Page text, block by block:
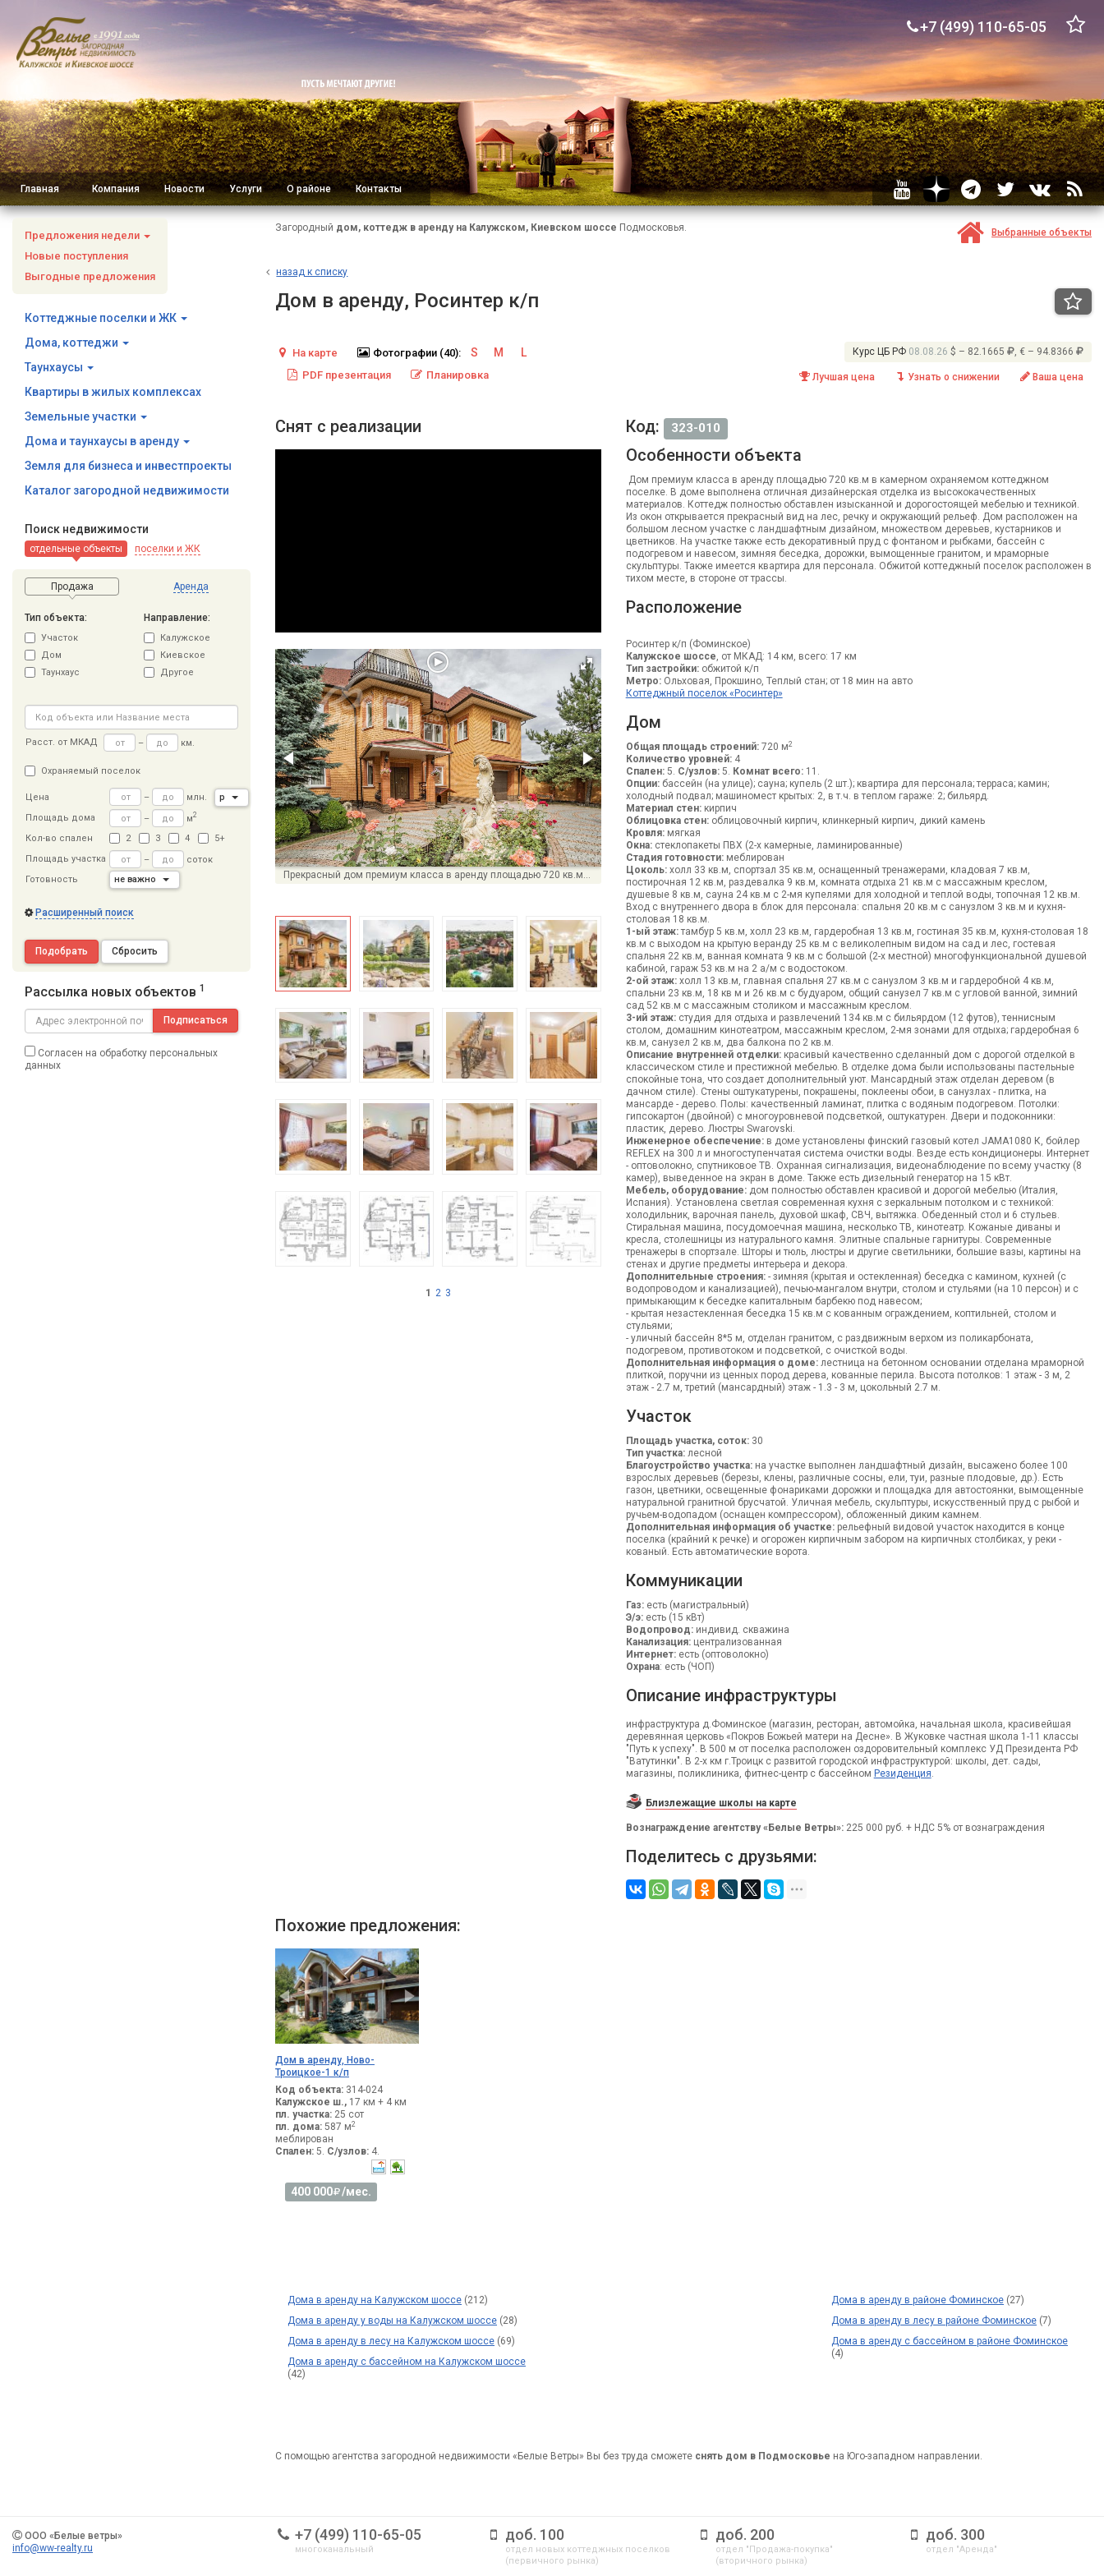
+7 (499) 110-65-05
Главная Компания Новости Услуги О районе Контакты
Предложения недели
Новые поступления
Выгодные предложения
Коттеджные поселки и ЖК
Дома, коттеджи
Таунхаусы
Квартиры в жилых комплексах
Земельные участки
Дома и таунхаусы в аренду
Земля для бизнеса и инвестпроекты
Каталог загородной недвижимости
Поиск недвижимости
отдельные объекты поселки и ЖК
Продажа Аренда
Тип объекта:
Участок
Дом
Таунхаус
Направление:
Калужское
Киевское
Другое
Расст. от МКАД – км.
Охраняемый поселок
Цена – млн.
р
Площадь дома
– м2
Кол-во спален 2 3 4
5+
Площадь участка
–
соток
Готовность
не важно
Расширенный поиск
Подобрать Сбросить
Рассылка новых объектов 1
Подписаться
Согласен на обработку персональных
данных
Загородный дом, коттедж в аренду на Калужском, Киевском шоссе Подмосковья. Выбранные объекты
назад к списку
Дом в аренду, Росинтер к/п
Курс ЦБ РФ 08.08.26 $ – 82.1665 , € – 94.8366
Лучшая цена Узнать о снижении Ваша цена
На карте Фотографии (40): S M L
PDF презентация Планировка
Снят с реализации
Прекрасный дом премиум класса в аренду площадью 720 кв.м в обжитом коттеджном поселке Росинтер
1 2 3
Код: 323-010
Особенности объекта
Дом премиум класса в аренду площадью 720 кв.м в камерном охраняемом коттеджном
поселке. В доме выполнена отличная дизайнерская отделка из высококачественных
материалов. Коттедж полностью обставлен изысканной и дорогостоящей мебелью и техникой.
Из окон открывается прекрасный вид на лес, речку и окружающий рельеф. Дом расположен на
большом лесном участке с ландшафтным дизайном, множеством деревьев, кустарников и
цветников. На участке также есть декоративный пруд с фонтаном и рыбками, бассейн с
подогревом и навесом, зимняя беседка, дорожки, вымощенные гранитом, и мраморные
скульптуры. Также имеется квартира для персонала. Обжитой коттеджный поселок расположен в
тихом месте, в стороне от трассы.
Расположение
Росинтер к/п (Фоминское)
Калужское шоссе, от МКАД: 14 км, всего: 17 км
Тип застройки:обжитой к/п
Метро:Ольховая, Прокшино, Теплый стан; от 18 мин на авто
Коттеджный поселок «Росинтер»
Дом
Общая площадь строений:720 м2
Количество уровней:4
Спален:5. С/узлов:5. Комнат всего:11.
Опции:бассейн (на улице); сауна; купель (2 шт.); квартира для персонала; терраса; камин;
холодный подвал; машиномест крытых: 2, в т.ч. в теплом гараже: 2; бильярд.
Материал стен:кирпич
Облицовка стен:облицовочный кирпич, клинкерный кирпич, дикий камень
Кровля:мягкая
Окна:стеклопакеты ПВХ (2-х камерные, ламинированные)
Стадия готовности:меблирован
Цоколь:холл 33 кв.м, спортзал 35 кв.м, оснащенный тренажерами, кладовая 7 кв.м,
постирочная 12 кв.м, раздевалка 9 кв.м, комната отдыха 21 кв.м с массажным креслом,
душевые 8 кв.м, сауна 24 кв.м c 2-мя купелями для холодной и теплой воды, топочная 12 кв.м.
Вход с внутреннего двора в блок для персонала: спальня 20 кв.м с санузлом 3 кв.м и кухня-
столовая 18 кв.м.
1-ый этаж:тамбур 5 кв.м, холл 23 кв.м, гардеробная 13 кв.м, гостиная 35 кв.м, кухня-столовая 18
кв.м с выходом на крытую веранду 25 кв.м с великолепным видом на сад и лес, гостевая
спальня 22 кв.м, ванная комната 9 кв.м с большой (2-х местной) многофункциональной душевой
кабиной, гараж 53 кв.м на 2 а/м с водостоком.
2-ой этаж:холл 13 кв.м, главная спальня 27 кв.м с санузлом 3 кв.м и гардеробной 4 кв.м,
спальни 23 кв.м, 18 кв м и 26 кв.м с будуаром, общий санузел 7 кв.м с угловой ванной, зимний
сад 52 кв.м с массажным столиком и массажным креслом.
3-ий этаж:студия для отдыха и развлечений 134 кв.м с бильярдом (12 футов), теннисным
столом, домашним кинотеатром, массажным креслом, 2-мя зонами для отдыха; гардеробная 6
кв.м, санузел 2 кв.м, два балкона по 2 кв.м.
Описание внутренней отделки:красивый качественно сделанный дом с дорогой отделкой в
классическом стиле и престижной мебелью. В отделке дома были использованы пастельные
спокойные тона, что создает дополнительный уют. Мансардный этаж отделан деревом (в
дачном стиле). Стены оштукатурены, покрашены, поклеены обои, в санузлах - плитка, на
мансарде - дерево. Полы: качественный ламинат, плитка с водяным подогревом. Потолки:
гипсокартон (двойной) с многоуровневой подсветкой, оштукатурен. Двери и подоконники:
пластик, дерево. Люстры Swarovski.
Инженерное обеспечение:в доме установлены финский газовый котел JAMA1080 К, бойлер
REFLEX на 300 л и многоступенчатая система очистки воды. Везде есть кондиционеры. Интернет
- оптоволокно, спутниковое ТВ. Охранная сигнализация, видеонаблюдение по всему участку (8
камер), выведенное на экран в доме. Также есть дизельный генератор на 15 кВт.
Мебель, оборудование:дом полностью обставлен красивой и дорогой мебелью (Италия,
Испания). Установлена светлая современная кухня с зеркальным потолком и с техникой:
холодильник, варочная панель, духовой шкаф, СВЧ, вытяжка. Обеденный стол и 6 стульев.
Стиральная машина, посудомоечная машина, несколько ТВ, кинотеатр. Кожаные диваны и
кресла, столешницы из натурального камня. Элитные спальные гарнитуры. Современные
тренажеры в спортзале. Шторы и тюль, люстры и другие светильники, большие вазы, картины на
стенах и другие предметы интерьера и декора.
Дополнительные строения:- зимняя (крытая и остекленная) беседка с камином, кухней (с
водопроводом и канализацией), печью-мангалом внутри, столом и стульями (на 10 персон) и с
примыкающим к беседке капитальным барбекю под навесом;
- крытая незастекленная беседка 15 кв.м с кованным ограждением, коптильней, столом и
стульями;
- уличный бассейн 8*5 м, отделан гранитом, с раздвижным верхом из поликарбоната,
подогревом, противотоком и подсветкой, с очисткой воды.
Дополнительная информация о доме:лестница на бетонном основании отделана мраморной
плиткой, поручни из ценных пород дерева, кованные перила. Высота потолков: 1 этаж - 3 м, 2
этаж - 2.7 м, третий (мансардный) этаж - 1.3 - 3 м, цокольный 2.7 м.
Участок
Площадь участка, соток:30
Тип участка:лесной
Благоустройство участка:на участке выполнен ландшафтный дизайн, высажено более 100
взрослых деревьев (березы, клены, различные сосны, ели, туи, разные плодовые, др.). Есть
газон, цветники, освещенные фонариками дорожки и площадка для автостоянки, вымощенные
натуральной гранитной брусчатой. Уличная мебель, скульптуры, искусственный пруд с рыбой и
ручьем-водопадом (оснащен компрессором), обложенный диким камнем.
Дополнительная информация об участке:рельефный видовой участок находится в конце
поселка (крайний к речке) и огорожен кирпичным забором на кирпичных столбиках, у реки -
кованый. Есть автоматические ворота.
Коммуникации
Газ:есть (магистральный)
Э/э:есть (15 кВт)
Водопровод:индивид. скважина
Канализация:централизованная
Интернет:есть (оптоволокно)
Охрана: есть (ЧОП)
Описание инфраструктуры
инфраструктура д.Фоминское (магазин, ресторан, автомойка, начальная школа, красивейшая
деревянная церковь «Покров Божьей матери на Десне». В Жуковке частная школа 1-11 классы
"Путь к успеху". В 500 м от поселка расположен оздоровительный комплекс УД Президента РФ
"Ватутинки". В 2-х км г.Троицк с развитой городской инфраструктурой: школы, дет. сады,
магазины, поликлиника, фитнес-центр с бассейном Резиденция.
Близлежащие школы на карте
Вознаграждение агентству «Белые Ветры»:225 000 руб. + НДС 5% от вознаграждения
Поделитесь с друзьями:
Похожие предложения:
Дом в аренду, Ново-
Троицкое-1 к/п
Код объекта: 314-024
Калужское ш., 17 км + 4 км
пл. участка: 25 сот
пл. дома: 587 м2
меблирован
Спален: 5. С/узлов: 4.
400 000 /мес.
Дома в аренду на Калужском шоссе (212)
Дома в аренду у воды на Калужском шоссе (28)
Дома в аренду в лесу на Калужском шоссе (69)
Дома в аренду с бассейном на Калужском шоссе
(42)
Дома в аренду в районе Фоминское (27)
Дома в аренду в лесу в районе Фоминское (7)
Дома в аренду с бассейном в районе Фоминское
(4)
С помощью агентства загородной недвижимости «Белые Ветры» Вы без труда сможете снять дом в Подмосковье на Юго-западном направлении.
ООО «Белые ветры»
info@ww-realty.ru
+7 (499) 110-65-05
многоканальный
доб. 100
отдел новых коттеджных поселков
(первичного рынка)
доб. 200
отдел "Продажа-покупка"
(вторичного рынка)
доб. 300
отдел "Аренда"